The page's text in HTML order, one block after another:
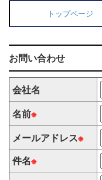
トップページ
お問い合わせ
会社名
名前※
メールアドレス※
件名※